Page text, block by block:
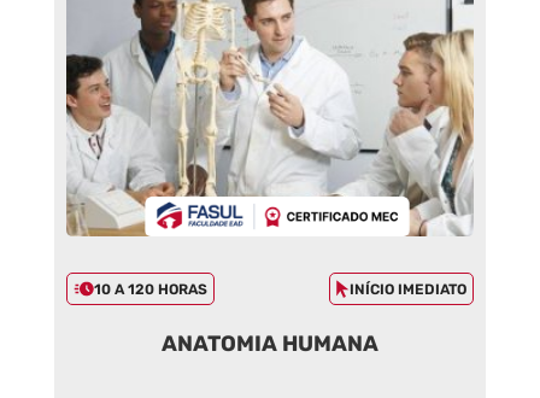
10 A 120 HORAS INÍCIO IMEDIATO
ANATOMIA HUMANA